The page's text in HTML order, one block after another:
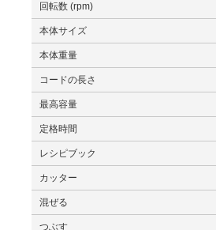
回転数 (rpm)
本体サイズ
本体重量
コードの長さ
最高容量
定格時間
レシピブック
カッター
混ぜる
つぶす